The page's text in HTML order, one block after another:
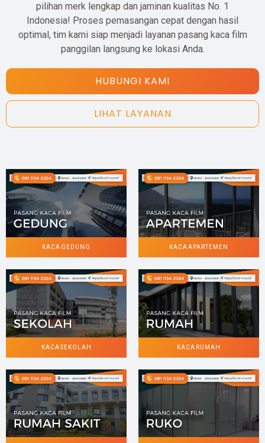
pilihan merk lengkap dan jaminan kualitas No. 1
Indonesia! Proses pemasangan cepat dengan hasil
optimal, tim kami siap menjadi layanan pasang kaca film
panggilan langsung ke lokasi Anda.
HUBUNGI KAMI
LIHAT LAYANAN
KACA GEDUNG KACA APARTEMEN
KACA SEKOLAH KACA RUMAH